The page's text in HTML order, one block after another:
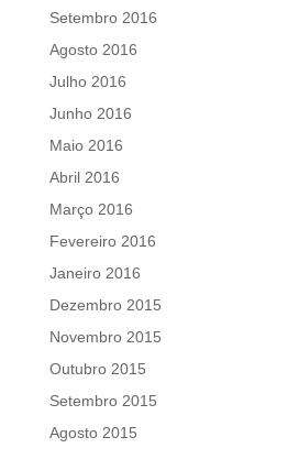
Setembro 2016
Agosto 2016
Julho 2016
Junho 2016
Maio 2016
Abril 2016
Março 2016
Fevereiro 2016
Janeiro 2016
Dezembro 2015
Novembro 2015
Outubro 2015
Setembro 2015
Agosto 2015